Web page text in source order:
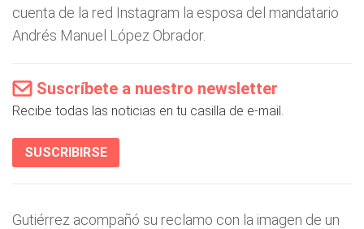
cuenta de la red Instagram la esposa del mandatario
Andrés Manuel López Obrador.
Suscríbete a nuestro newsletter
Recibe todas las noticias en tu casilla de e-mail.
SUSCRIBIRSE
Gutiérrez acompañó su reclamo con la imagen de un